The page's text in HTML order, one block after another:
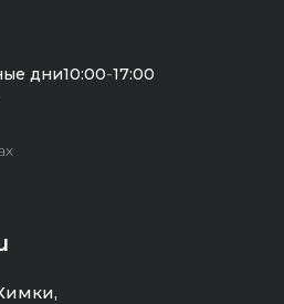
дни10:00-17:00